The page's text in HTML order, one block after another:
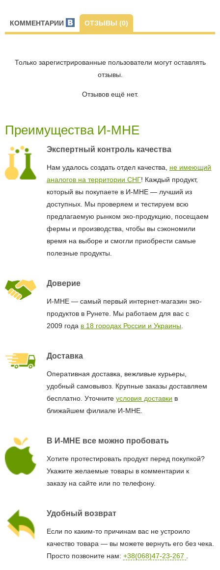
КОММЕНТАРИИ ОТЗЫВЫ (0)
Только зарегистрированные пользователи могут оставлять
отзывы.
Отзывов ещё нет.
Преимущества И-МНЕ
Экспертный контроль качества
Нам удалось создать отдел качества, не имеющий
аналогов на территории СНГ! Каждый продукт,
который вы покупаете в И-МНЕ — лучший из
доступных. Мы проверяем и тестируем всю
предлагаемую рынком эко-продукцию, посещаем
фермы и производства, чтобы вы сэкономили
время на выборе и смогли приобрести самые
полезные продукты.
Доверие
И-МНЕ — самый первый интернет-магазин эко-
продуктов в Рунете. Мы работаем для вас с
2009 года в 18 городах России и Украины
Доставка
Оперативная доставка, вежливые курьеры,
удобный самовывоз. Крупные заказы доставляем
бесплатно. Уточните условия доставки в
ближайшем филиале И-МНЕ.
В И-МНЕ все можно пробовать
Хотите протестировать продукт перед покупкой?
Укажите желаемые товары в комментарии к
заказу на сайте или по телефону.
Удобный возврат
Если по каким-то причинам вас не устроило
качество товара — вы можете вернуть его без чека.
Просто позвоните нам: +38(068)47-23-267